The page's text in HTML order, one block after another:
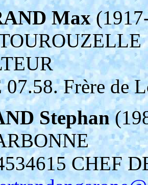
Max
Frère de
Stephan
CHEF